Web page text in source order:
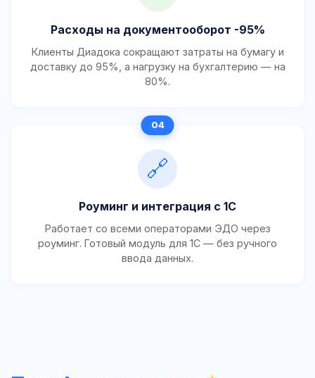
Расходы на документооборот -95%
Клиенты Диадока сокращают затраты на бумагу и
доставку до 95%, а нагрузку на бухгалтерию — на
80%.
🔗
Роуминг и интеграция с 1С
Работает со всеми операторами ЭДО через
роуминг. Готовый модуль для 1С — без ручного
ввода данных.